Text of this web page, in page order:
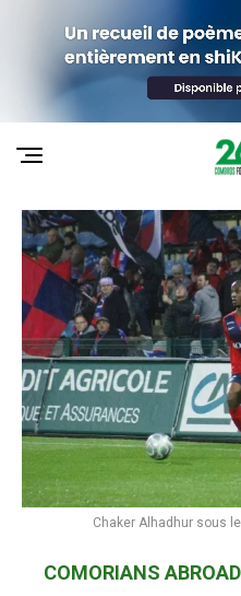
Chaker Alhadhur sous
COMORIANS ABROAD